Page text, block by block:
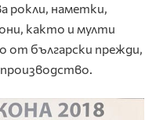
рокли, наметки,
както и мулти
от български прежди,